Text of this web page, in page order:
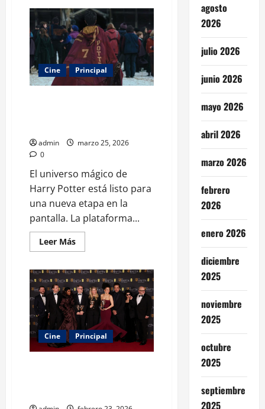
“Aegon’s
Conquest”:
la
película
de
Game
of
Thrones
que
explorará
Cine Principal
admin
marzo 25, 2026
0
El universo mágico de
Harry Potter está listo para
una nueva etapa en la
pantalla. La plataforma...
Leer MásLeer
más
Harry
Potter
regresa:
HBO
revela
primer
avance
y
fija
estreno
Cine Principal
agosto
2026
julio 2026
junio 2026
mayo 2026
abril 2026
marzo 2026
febrero
2026
enero 2026
diciembre
2025
noviembre
2025
octubre
2025
septiembre
2025